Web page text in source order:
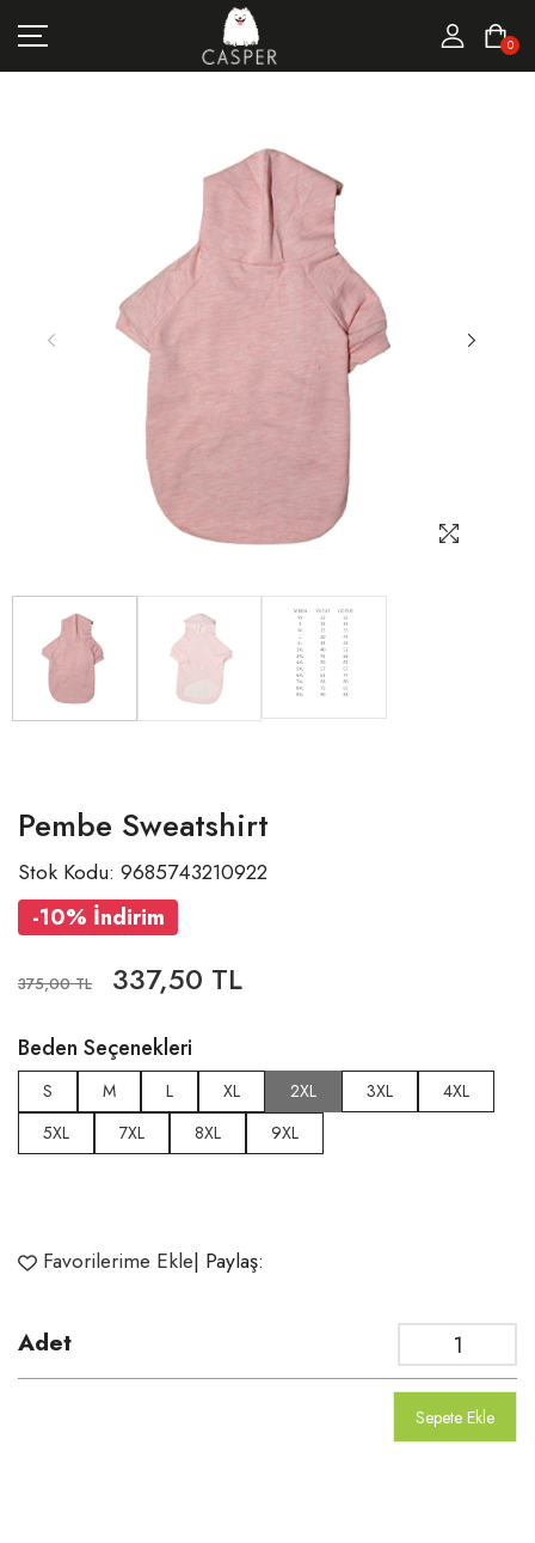
0
MARKALAR
Pembe Sweatshirt
Stok Kodu: 9685743210922
-10% İndirim
375,00 TL 337,50 TL
Beden Seçenekleri
S M L XL 2XL 3XL
4XL
5XL
7XL 8XL 9XL
Favorilerime Ekle| Paylaş:
Adet
Sepete Ekle